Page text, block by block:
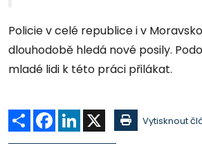
Policie v celé republice i v
dlouhodobě hledá nové posily.
mladé lidi k této práci přilákat.
Sdílet Facebook
LinkedIn Vytisknout